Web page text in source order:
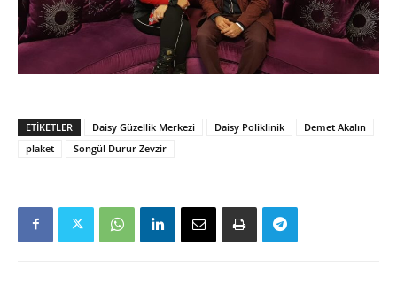
ETIKETLER Daisy Güzellik Merkezi Daisy Poliklinik
Demet Akalın
plaket
Songül Durur Zevzir